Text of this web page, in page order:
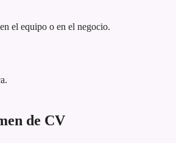
el equipo o en el negocio.
de CV